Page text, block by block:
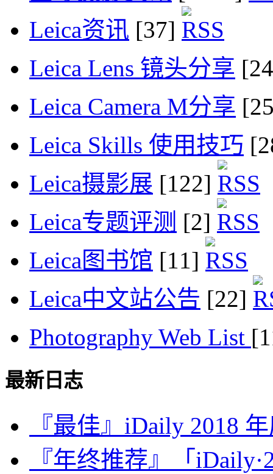
Leica资讯 [37]
Leica Lens 镜头分享
Leica Camera M分享
Leica Skills 使用技巧
Leica摄影展 [122]
Leica专题评测 [2]
Leica图书馆 [11]
Leica中文站公告 [22]
Photography Web List
最新日志
『最佳』iDaily 2018
『年终推荐』「